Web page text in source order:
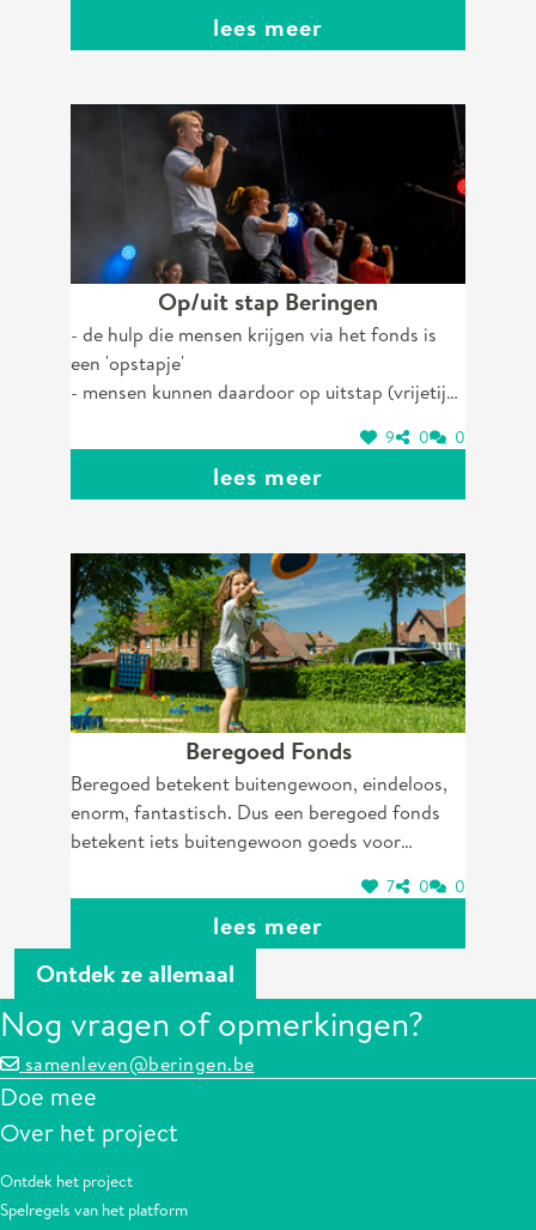
lees meer
Op/uit stap Beringen
- de hulp die mensen krijgen via het fonds is
een 'opstapje'
- mensen kunnen daardoor op uitstap (vrijetijd
- link ook met de UitPas
9 0 0
lees meer
Beregoed Fonds
Beregoed betekent buitengewoon, eindeloos,
enorm, fantastisch. Dus een beregoed fonds
betekent iets buitengewoon goeds voor
7 0 0
lees meer
Ontdek ze allemaal
Nog vragen of opmerkingen?
samenleven@beringen.be
Doe mee
Over het project
Ontdek het project
Spelregels van het platform